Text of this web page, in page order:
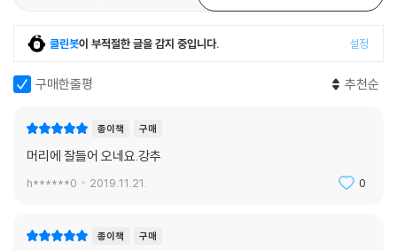
02 봉을 모르면 주식공부는 반쪽_봉차트의 다양한 형태
03 봉이 알려주는 투자심리_봉 읽기
04 봉으로 주가 흐름 예측하기_연결봉 읽기
05 추세선으로 매매 타이밍 잡기 ① _추세선 읽기
06 추세선으로 매매 타이밍 잡기 ②_추세선 그리기
클린봇이 부적절한 글을 감지 중입니다. 설정
구매한줄평 추천순
종이책 구매
머리에 잘들어 오네요.강추
h******0 2019.11.21. 0
종이책 구매